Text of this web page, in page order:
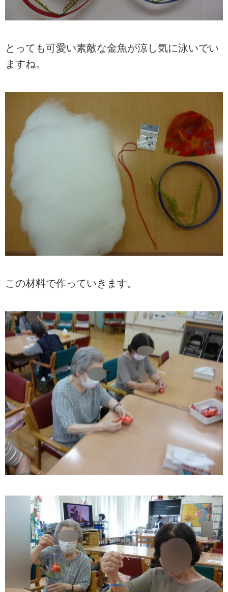
とっても可愛い素敵な金魚が涼し気に泳いでい
ますね。
この材料で作っていきます。